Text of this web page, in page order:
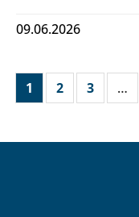
09.06.2026
1 2 3 …